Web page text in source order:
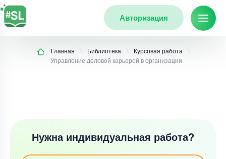
Авторизация
Главная Библиотека
Курсовая работа
Управление деловой карьерой в организации
Нужна индивидуальная работа?